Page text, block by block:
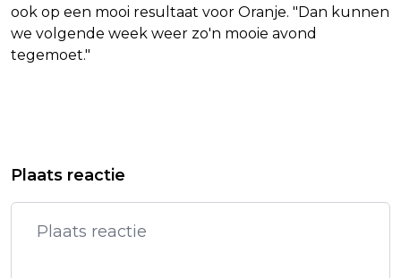
ook op een mooi resultaat voor Oranje. "Dan kunnen
we volgende week weer zo'n mooie avond
tegemoet."
RECHTENHOUDER DORNA KOMT
NOODLIJDENDE TT FINANCIEEL
TEGEMOET
Plaats reactie